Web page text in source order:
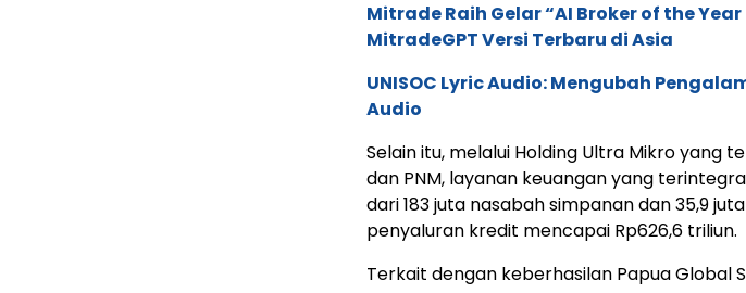
Mitrade Raih Gelar “AI Broker of the
MitradeGPT Versi Terbaru di Asia
UNISOC Lyric Audio: Mengubah
Audio
Selain itu, melalui Holding Ultra Mikro yang
dan PNM, layanan keuangan yang
dari 183 juta nasabah simpanan dan 35,9
penyaluran kredit mencapai Rp626,6 triliun.
Terkait dengan keberhasilan Papua Global